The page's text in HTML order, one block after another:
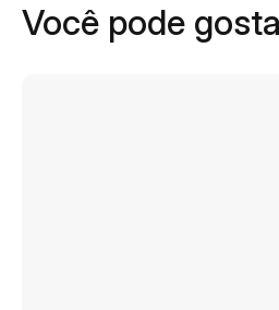
Você pode